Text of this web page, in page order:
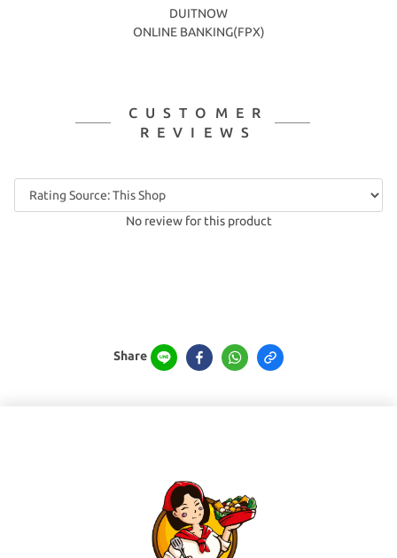
DUITNOW
ONLINE BANKING(FPX)
CUSTOMER
REVIEWS
No review for this product
Share